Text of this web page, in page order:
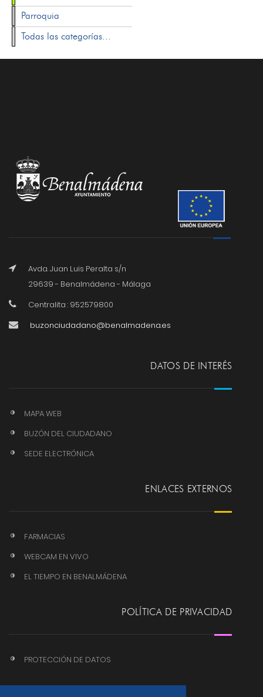
Parroquia
Todas las categorías...
Avda. Juan Luis Peralta s/n
29639 - Benalmádena - Málaga
Centralita : 952579800
buzonciudadano@benalmadena.es
DATOS DE INTERÉS
MAPA WEB
BUZÓN DEL CIUDADANO
SEDE ELECTRÓNICA
ENLACES EXTERNOS
FARMACIAS
WEBCAM EN VIVO
EL TIEMPO EN BENALMÁDENA
POLÍTICA DE PRIVACIDAD
PROTECCIÓN DE DATOS